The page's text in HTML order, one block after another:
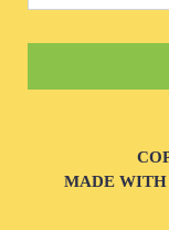
MADE WITH